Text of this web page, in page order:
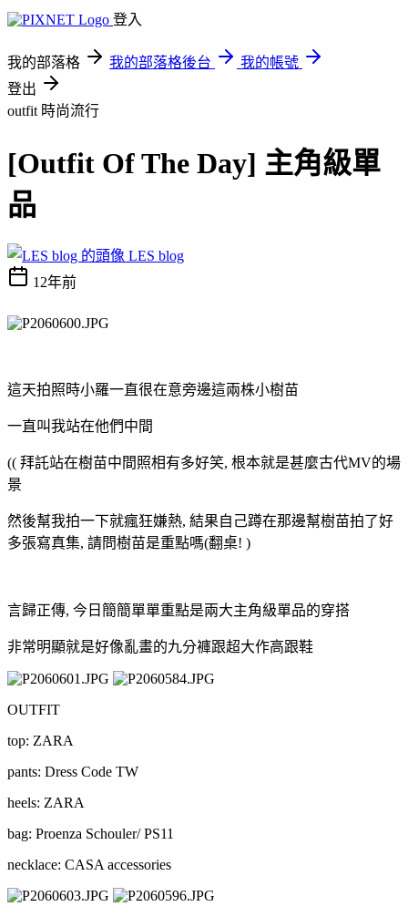
登入
我的部落格 我的部落格後台
我的帳號
登出
outfit 時尚流行
[Outfit Of The Day] 主角級單
品
LES blog
12年前
這天拍照時小羅一直很在意旁邊這兩株小樹苗
一直叫我站在他們中間
(( 拜託站在樹苗中間照相有多好笑, 根本就是甚麼古代MV的場
景
然後幫我拍一下就瘋狂嫌熱, 結果自己蹲在那邊幫樹苗拍了好
多張寫真集, 請問樹苗是重點嗎(翻桌! )
言歸正傳, 今日簡簡單單重點是兩大主角級單品的穿搭
非常明顯就是好像亂畫的九分褲跟超大作高跟鞋
OUTFIT
top: ZARA
pants: Dress Code TW
heels: ZARA
bag: Proenza Schouler/ PS11
necklace: CASA accessories